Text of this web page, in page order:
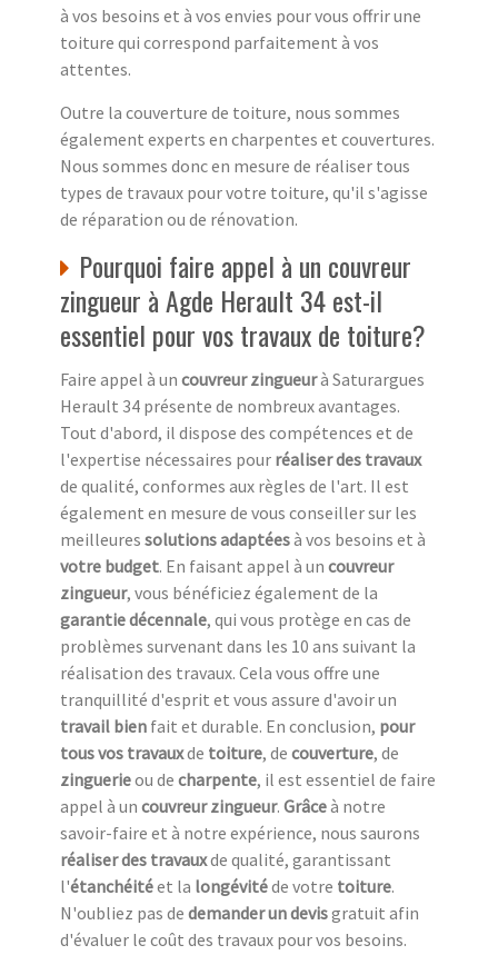
à vos besoins et à vos envies pour vous offrir une
toiture qui correspond parfaitement à vos
attentes.
Outre la couverture de toiture, nous sommes
également experts en charpentes et couvertures.
Nous sommes donc en mesure de réaliser tous
types de travaux pour votre toiture, qu'il s'agisse
de réparation ou de rénovation.
Pourquoi faire appel à un couvreur
zingueur à Agde Herault 34 est-il
essentiel pour vos travaux de toiture?
Faire appel à un couvreur zingueurà Saturargues
Herault 34 présente de nombreux avantages.
Tout d'abord, il dispose des compétences et de
l'expertise nécessaires pour réaliser des travaux
de qualité, conformes aux règles de l'art. Il est
également en mesure de vous conseiller sur les
meilleures solutions adaptéesà vos besoins et à
votre budget. En faisant appel à un couvreur
zingueur, vous bénéficiez également de la
garantie décennale, qui vous protège en cas de
problèmes survenant dans les 10 ans suivant la
réalisation des travaux. Cela vous offre une
tranquillité d'esprit et vous assure d'avoir un
travail bien fait et durable. En conclusion, pour
tous vos travauxde toiture, de couverture, de
zinguerieou de charpente, il est essentiel de faire
appel à un couvreur zingueur. Grâceà notre
savoir-faire et à notre expérience, nous saurons
réaliser des travauxde qualité, garantissant
l'étanchéitéet la longévitéde votre toiture.
N'oubliez pas de demander un devisgratuit afin
d'évaluer le coût des travaux pour vos besoins.